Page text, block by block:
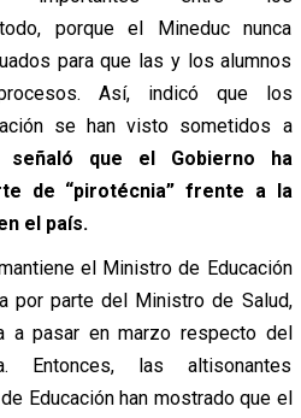
porque el Mineduc nunca
para que las y los alumnos
Así, indicó que los
se han visto sometidos a
que el Gobierno ha
de “pirotécnia” frente a la
el país.
el Ministro de Educación
por parte del Ministro de Salud,
a pasar en marzo respecto del
Entonces, las altisonantes
Educación han mostrado que el